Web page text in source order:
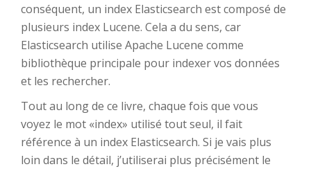
conséquent, un index Elasticsearch est composé de
plusieurs index Lucene. Cela a du sens, car
Elasticsearch utilise Apache Lucene comme
bibliothèque principale pour indexer vos données
et les rechercher.
Tout au long de ce livre, chaque fois que vous
voyez le mot «index» utilisé tout seul, il fait
référence à un index Elasticsearch. Si je vais plus
loin dans le détail, j’utiliserai plus précisément le